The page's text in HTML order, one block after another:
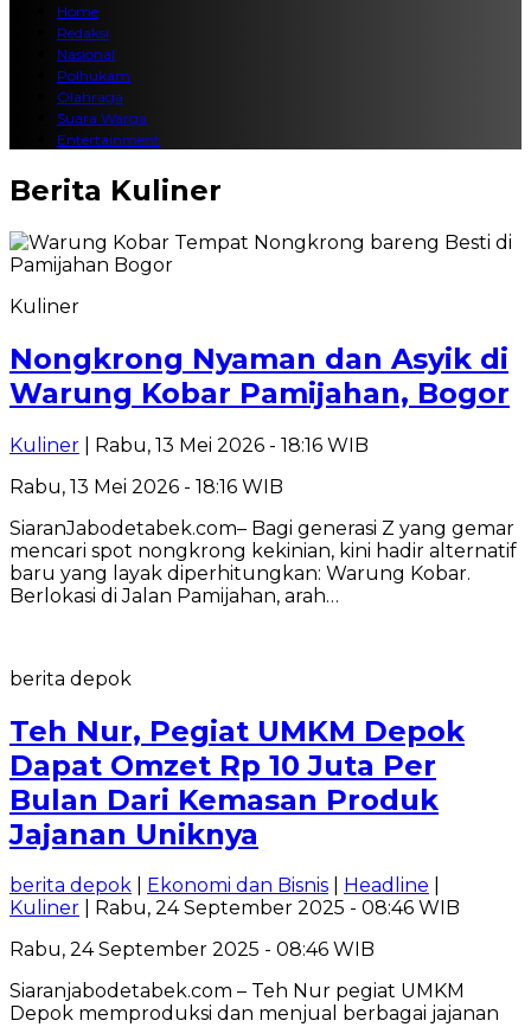
Home
Redaksi
Nasional
Polhukam
Olahraga
Suara Warga
Entertainment
Berita Kuliner
Kuliner
Nongkrong Nyaman dan Asyik di
Warung Kobar Pamijahan, Bogor
Kuliner | Rabu, 13 Mei 2026 - 18:16 WIB
Rabu, 13 Mei 2026 - 18:16 WIB
SiaranJabodetabek.com– Bagi generasi Z yang gemar
mencari spot nongkrong kekinian, kini hadir alternatif
baru yang layak diperhitungkan: Warung Kobar.
Berlokasi di Jalan Pamijahan, arah…
berita depok
Teh Nur, Pegiat UMKM Depok
Dapat Omzet Rp 10 Juta Per
Bulan Dari Kemasan Produk
Jajanan Uniknya
berita depok Ekonomi dan Bisnis Headline
Kuliner | Rabu, 24 September 2025 - 08:46 WIB
Rabu, 24 September 2025 - 08:46 WIB
Siaranjabodetabek.com – Teh Nur pegiat UMKM
Depok memproduksi dan menjual berbagai jajanan